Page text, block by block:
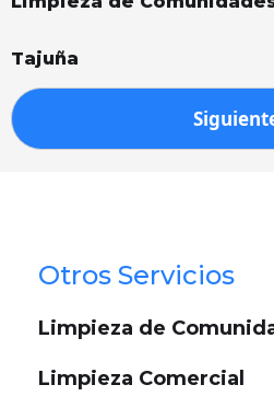
Tajuña
Otros Servicios
Limpieza de
Limpieza Comercial